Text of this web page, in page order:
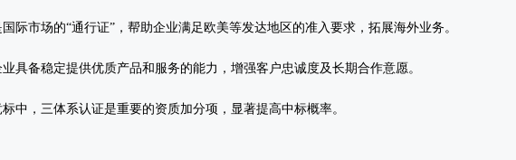
际市场的“通行证”，帮助企业满足欧美等发达地区的准入要求，拓展海外业务‌。
具备稳定提供优质产品和服务的能力，增强客户忠诚度及长期合作意愿‌。
中，三体系认证是重要的资质加分项，显著提高中标概率‌。